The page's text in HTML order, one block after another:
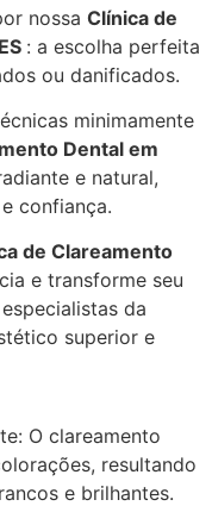
nossa Clínica de
: a escolha perfeita
ou danificados.
minimamente
Dental em
e natural,
confiança.
de Clareamento
e transforme seu
da
superior e
O clareamento
resultando
e brilhantes.